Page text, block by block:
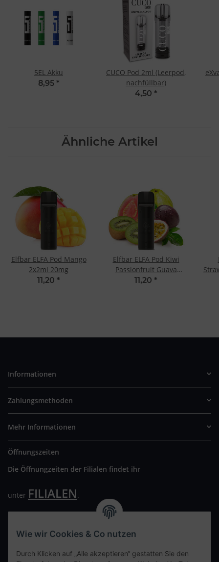
5EL Akku
8,95 *
CUCO Pod 2ml (Leerpod,
nachfüllbar)
4,50 *
Ähnliche Artikel
Elfbar ELFA Pod Mango
2x2ml 20mg
11,20 *
Elfbar ELFA Pod Kiwi
Passionfruit Guava
2x2ml 20mg
11,20 *
Informationen
Zahlungsmethoden
Mehr Informationen
Öffnungszeiten
Die Öffnungzeiten der Filialen findet ihr
unter FILIALEN.
Wir freuen uns auf Euren Besuch. Bitte beachtet die
Wie wir Cookies & Co nutzen
Durch Klicken auf „Alle akzeptieren“ gestatten Sie den